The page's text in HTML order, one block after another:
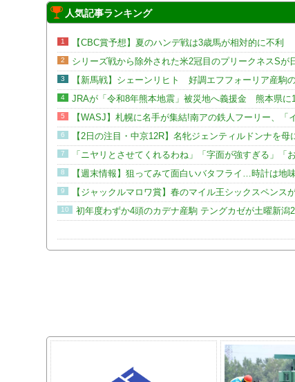
人気記事ランキング
1 【CBC賞予想】夏のハンデ戦は3歳馬が相対的に不利
2 シリーズ戦から除外された米2冠目のプリークネスS
3 【新馬戦】シェーンリヒト 好調エフフォーリア産駒
4 JRAが「令和8年熊本地震」被災地へ義援金 熊本県に
5 【WASJ】札幌に名手が集結!南アの鉄人フーリー、
6 【2日の注目・中京12R】名牝ジェンティルドンナを
7 「ニヤリとさせてくれるわね」「字面が強すぎる」「
8 【週末情報】狙ってみて面白いバタフライ…時計は地
9 【ジャックルマロワ賞】春のマイル王シックスペン
10
初年度わずか4頭のカデナ産駒 テングカゼが土曜新潟